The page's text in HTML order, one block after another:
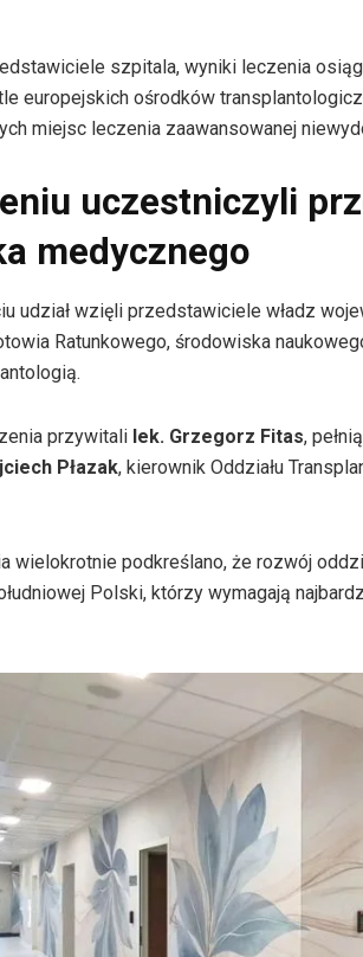
szpitala, wyniki leczenia
europejskich ośrodków
miejsc leczenia zaawansowanej
uczestniczyli
medycznego
udział wzięli przedstawiciele władz
Ratunkowego, środowiska
przywitali lek. Grzegorz Fitas,
Płazak, kierownik Oddziału
wielokrotnie podkreślano, że rozwój
Polski, którzy wymagają